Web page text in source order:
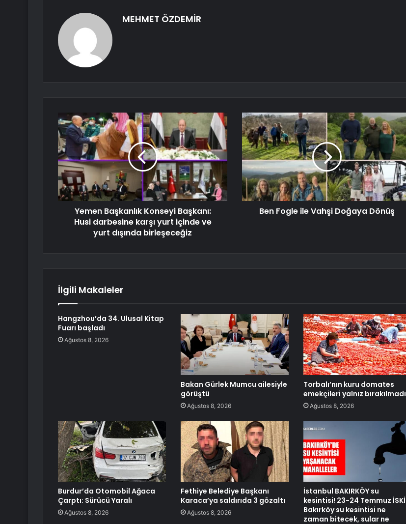
MEHMET ÖZDEMİR
Yemen Başkanlık Konseyi Başkanı:
Husi darbesine karşı yurt içinde ve
yurt dışında birleşeceğiz
Ben Fogle ile Vahşi Doğaya Dönüş
İlgili Makaleler
Hangzhou’da 34. Ulusal Kitap
Fuarı başladı
Ağustos 8, 2026
Bakan Gürlek Mumcu ailesiyle
görüştü
Ağustos 8, 2026
Torbalı’nın kuru domates
emekçileri yalnız bırakılmadı
Ağustos 8, 2026
Burdur’da Otomobil Ağaca
Çarptı: Sürücü Yaralı
Ağustos 8, 2026
Fethiye Belediye Başkanı
Karaca’ya saldırıda 3 gözaltı
Ağustos 8, 2026
İstanbul BAKIRKÖY su
kesintisi! 23-24 Temmuz İSKİ
Bakırköy su kesintisi ne
zaman bitecek, sular ne